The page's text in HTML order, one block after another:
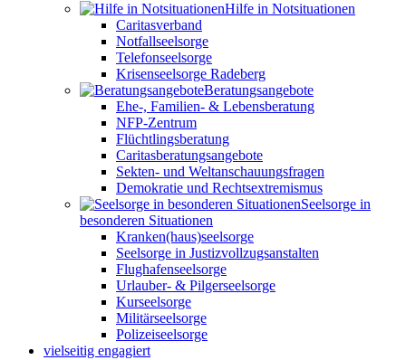
Hilfe in Notsituationen
Caritasverband
Notfallseelsorge
Telefonseelsorge
Krisenseelsorge Radeberg
Beratungsangebote
Ehe-, Familien- & Lebensberatung
NFP-Zentrum
Flüchtlingsberatung
Caritasberatungsangebote
Sekten- und Weltanschauungsfragen
Demokratie und Rechtsextremismus
Seelsorge in
besonderen Situationen
Kranken(haus)seelsorge
Seelsorge in Justizvollzugsanstalten
Flughafenseelsorge
Urlauber- & Pilgerseelsorge
Kurseelsorge
Militärseelsorge
Polizeiseelsorge
vielseitig engagiert